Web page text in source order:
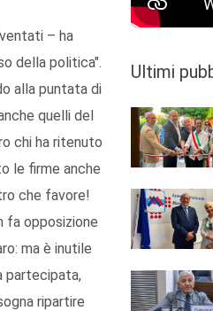
– ha
della politica".
alla puntata di
quelli del
chi ha ritenuto
le firme anche
che favore!
fa opposizione
ma è inutile
partecipata,
ripartire
Ultimi